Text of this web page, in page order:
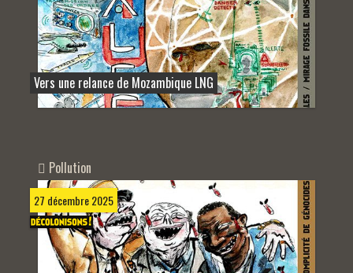
Vers une relance de Mozambique LNG
Pollution
27 décembre 2025